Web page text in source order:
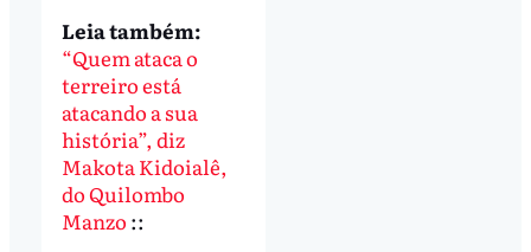
Leia também:
“Quem ataca o
terreiro está
atacando a sua
história”, diz
Makota Kidoialê,
do Quilombo
Manzo ::